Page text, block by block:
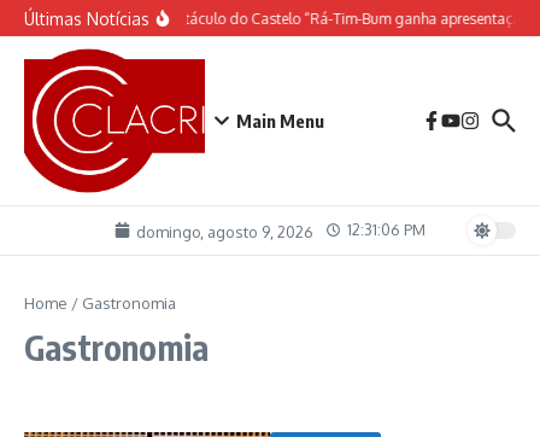
Ir para o conteúdo
Últimas NotíciasO espetáculo do Castelo “Rá-Tim-Bum ganha apresentação
Main Menu
domingo, agosto 9, 2026 12:31:06 PM
Home / Gastronomia
Gastronomia